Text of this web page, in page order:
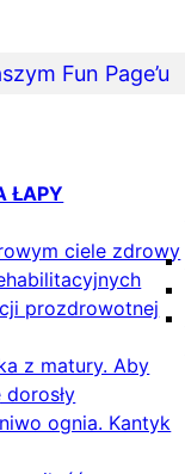
Fun Page’u
ŁAPY
ciele zdrowy
prozdrowotnej
z matury. Aby
ognia. Kantyk